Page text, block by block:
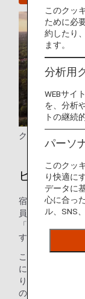
クレジット:
ヒュースト
宿泊施設のご予
員のお客様は、
「ANAワールド
することができ
このサービスを
にログインして
り使ったりでき
の方も、ご出張
このクッ
ために必
約したり
ます。
分析用
WEBサイ
を、分析
トの継続
パーソ
このクッ
り快適に
データに
心に合っ
ル、SNS